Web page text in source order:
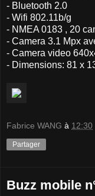
- Bluetooth 2.0
- Wifi 802.11b/g
- NMEA 0183 , 20
- Camera 3.1 Mpx
- Camera video
- Dimensions: 81 x
Fabrice WANG à 12:30
Partager
Buzz mobile